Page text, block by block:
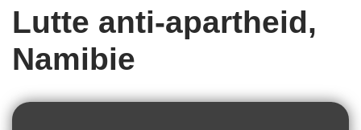
Lutte anti-apartheid,
Namibie